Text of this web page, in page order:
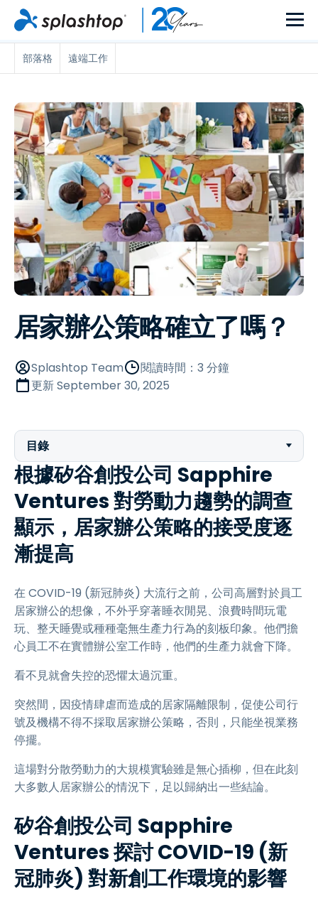
部落格 遠端工作
居家辦公策略確立了嗎？
Splashtop Team
閱讀時間：3 分鐘
更新September 30, 2025
目錄
根據矽谷創投公司 Sapphire
Ventures 對勞動力趨勢的調查
顯示，居家辦公策略的接受度逐
漸提高
在 COVID-19 (新冠肺炎) 大流行之前，公司高層對於員工
居家辦公的想像，不外乎穿著睡衣閒晃、浪費時間玩電
玩、整天睡覺或種種毫無生產力行為的刻板印象。他們擔
心員工不在實體辦公室工作時，他們的生產力就會下降。
看不見就會失控的恐懼太過沉重。
突然間，因疫情肆虐而造成的居家隔離限制，促使公司行
號及機構不得不採取居家辦公策略，否則，只能坐視業務
停擺。
這場對分散勞動力的大規模實驗雖是無心插柳，但在此刻
大多數人居家辦公的情況下，足以歸納出一些結論。
矽谷創投公司 Sapphire
Ventures 探討 COVID-19 (新
冠肺炎) 對新創工作環境的影響